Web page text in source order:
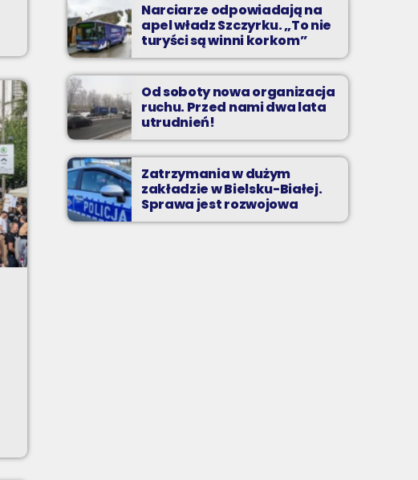
Narciarze odpowiadają na
apel władz Szczyrku. „To nie
turyści są winni korkom”
Od soboty nowa organizacja
ruchu. Przed nami dwa lata
utrudnień!
Zatrzymania w dużym
zakładzie w Bielsku-Białej.
Sprawa jest rozwojowa